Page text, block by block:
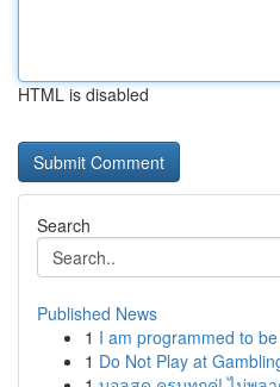
HTML is disabled
Search
Published News
1 I am programmed to
1 Do Not Play at